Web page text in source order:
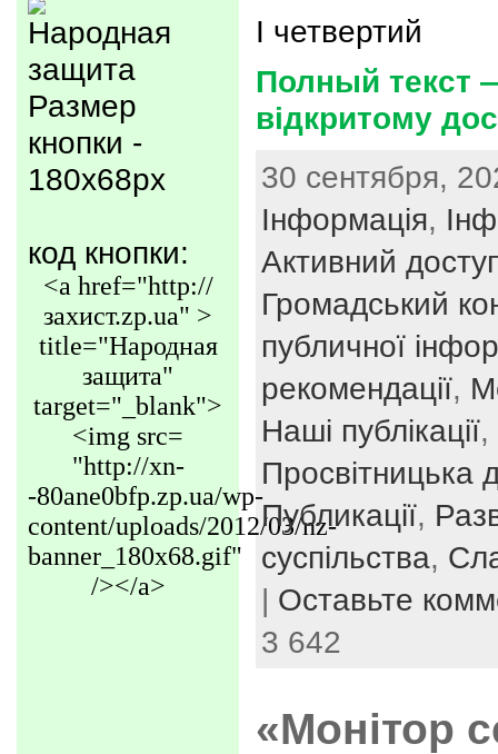
Размер
кнопки -
180x68px
код кнопки:
<a href="http://
захист.zp.ua" >
title="Народная
защита"
target="_blank">
<img src=
"http://xn-
-80ane0bfp.zp.ua/wp-
content/uploads/2012/03/nz-
banner_180x68.gif"
/></a>
І четвертий
Полный текст
відкритому
30 сентября,
Інформація,
Активний
Громадський
публичної
рекомендації,
Наші публікації,
Просвітницька
Публикації,
суспільства,
| Оставьте
3 642
«Монітор